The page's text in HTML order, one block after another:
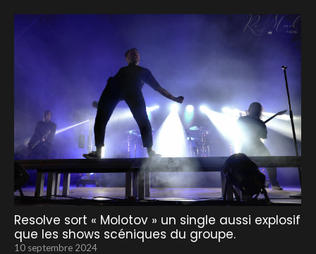
Resolve sort « Molotov » un single aussi explosif
que les shows scéniques du groupe.
10 septembre 2024